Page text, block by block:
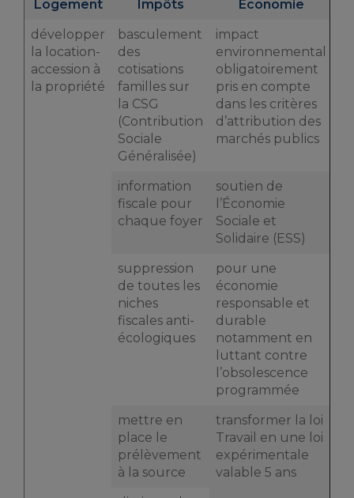
Logement Impôts
Economie
développer
la location-
accession à
la propriété
basculement
des
cotisations
familles sur
la CSG
(Contribution
Sociale
Généralisée)
impact
environnemental
obligatoirement
pris en compte
dans les critères
d’attribution des
marchés publics
information
fiscale pour
chaque foyer
soutien de
l’Économie
Sociale et
Solidaire (ESS)
suppression
de toutes les
niches
fiscales anti-
écologiques
pour une
économie
responsable et
durable
notamment en
luttant contre
l’obsolescence
programmée
mettre en
place le
prélèvement
à la source
transformer la loi
Travail en une loi
expérimentale
valable 5 ans